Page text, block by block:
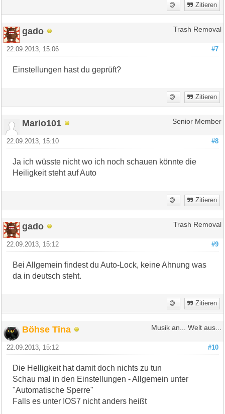
Zitieren
gado Trash Removal
#7
22.09.2013, 15:06
Einstellungen hast du geprüft?
Zitieren
Mario101 Senior Member
#8
22.09.2013, 15:10
Ja ich wüsste nicht wo ich noch schauen könnte die
Heiligkeit steht auf Auto
Zitieren
gado Trash Removal
#9
22.09.2013, 15:12
Bei Allgemein findest du Auto-Lock, keine Ahnung was
da in deutsch steht.
Zitieren
Böhse Tina Musik an... Welt aus...
#10
22.09.2013, 15:12
Die Helligkeit hat damit doch nichts zu tun
Schau mal in den Einstellungen - Allgemein unter
"Automatische Sperre"
Falls es unter IOS7 nicht anders heißt